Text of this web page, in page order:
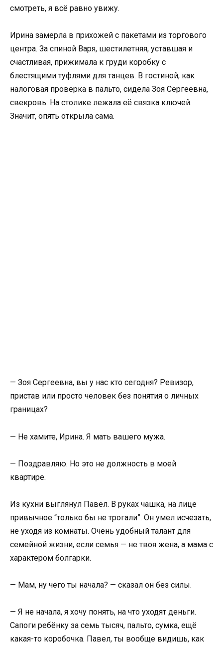
смотреть, я всё равно увижу.
Ирина замерла в прихожей с пакетами из торгового
центра. За спиной Варя, шестилетняя, уставшая и
счастливая, прижимала к груди коробку с
блестящими туфлями для танцев. В гостиной, как
налоговая проверка в пальто, сидела Зоя Сергеевна,
свекровь. На столике лежала её связка ключей.
Значит, опять открыла сама.
— Зоя Сергеевна, вы у нас кто сегодня? Ревизор,
пристав или просто человек без понятия о личных
границах?
— Не хамите, Ирина. Я мать вашего мужа.
— Поздравляю. Но это не должность в моей
квартире.
Из кухни выглянул Павел. В руках чашка, на лице
привычное “только бы не трогали”. Он умел исчезать,
не уходя из комнаты. Очень удобный талант для
семейной жизни, если семья — не твоя жена, а мама с
характером болгарки.
— Мам, ну чего ты начала? — сказал он без силы.
— Я не начала, я хочу понять, на что уходят деньги.
Сапоги ребёнку за семь тысяч, пальто, сумка, ещё
какая-то коробочка. Павел, ты вообще видишь, как